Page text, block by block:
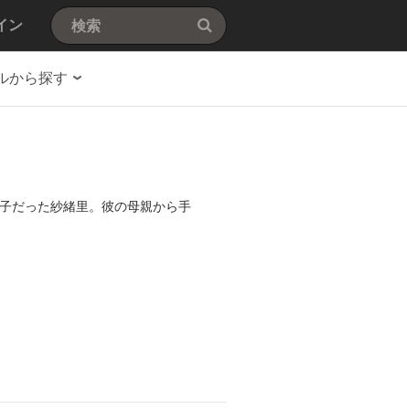
ン
から探す
だった紗緒里。彼の母親から手